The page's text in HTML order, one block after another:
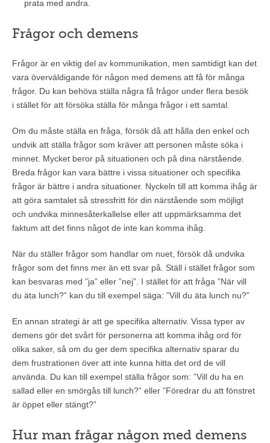
prata med andra.
Frågor och demens
Frågor är en viktig del av kommunikation, men samtidigt kan det
vara överväldigande för någon med demens att få för många
frågor. Du kan behöva ställa några få frågor under flera besök
i stället för att försöka ställa för många frågor i ett samtal.
Om du måste ställa en fråga, försök då att hålla den enkel och
undvik att ställa frågor som kräver att personen måste söka i
minnet. Mycket beror på situationen och på dina närstående.
Breda frågor kan vara bättre i vissa situationer och specifika
frågor är bättre i andra situationer. Nyckeln till att komma ihåg är
att göra samtalet så stressfritt för din närstående som möjligt
och undvika minnesåterkallelse eller att uppmärksamma det
faktum att det finns något de inte kan komma ihåg.
När du ställer frågor som handlar om nuet, försök då undvika
frågor som det finns mer än ett svar på. Ställ i stället frågor som
kan besvaras med ”ja” eller ”nej”. I stället för att fråga ”När vill
du äta lunch?” kan du till exempel säga: ”Vill du äta lunch nu?”
En annan strategi är att ge specifika alternativ. Vissa typer av
demens gör det svårt för personerna att komma ihåg ord för
olika saker, så om du ger dem specifika alternativ sparar du
dem frustrationen över att inte kunna hitta det ord de vill
använda. Du kan till exempel ställa frågor som: ”Vill du ha en
sallad eller en smörgås till lunch?” eller ”Föredrar du att fönstret
är öppet eller stängt?”
Hur man frågar någon med demens